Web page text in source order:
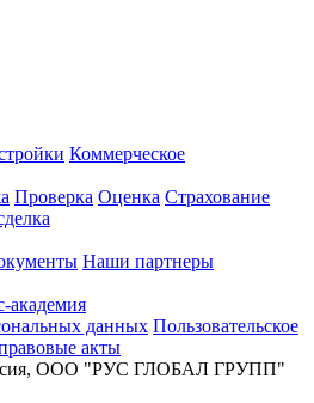
Коммерческое
Проверка Оценка Страхование
Наши партнеры
академия
данных Пользовательское
акты
ООО "РУС ГЛОБАЛ ГРУПП"